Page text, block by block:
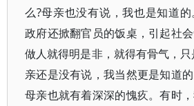
么?母亲也没有说，我也是知道
政府还掀翻官员的饭桌，引起社
做人就得明是非，就得有骨气，
亲还是没有说，我当然更是知道
母亲也就有着深深的愧疚。有时